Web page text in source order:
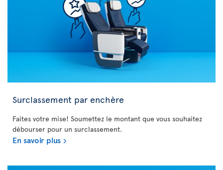
Surclassement par enchère
Faites votre mise! Soumettez le montant que vous souhaitez
débourser pour un surclassement.
En savoir plus